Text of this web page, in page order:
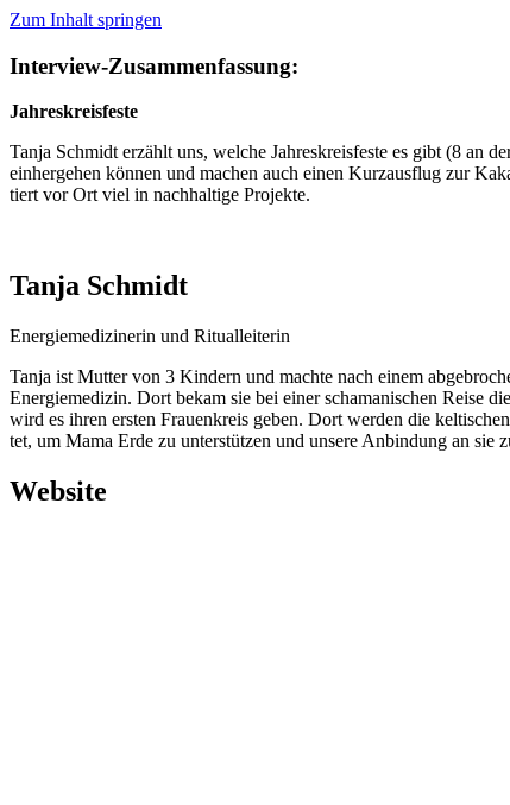
Zum Inhalt springen
Interview-Zusammenfassung:
Jah­res­kreis­fes­te
Tan­ja Schmidt erzählt uns, wel­che Jah­res­kreis­fes­te es gibt (8 an
ein­her­ge­hen kön­nen und machen auch einen Kurz­aus­flug zur
tiert vor Ort viel in nach­hal­ti­ge Projekte.
Tanja Schmidt
Ener­gie­me­di­zi­ne­rin und Ritualleiterin
Tan­ja ist Mut­ter von 3 Kin­dern und mach­te nach einem
Ener­gie­me­di­zin. Dort bekam sie bei einer scha­ma­ni­schen Rei­se
wird es ihren ers­ten Frau­en­kreis geben. Dort wer­den die
tet, um Mama Erde zu unter­stüt­zen und unse­re Anbin­dung an sie
Website